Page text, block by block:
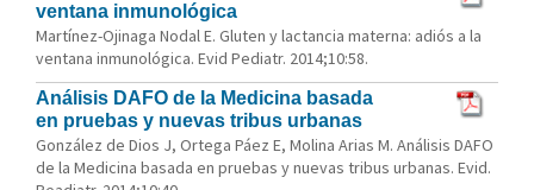
ventana inmunológica
Martínez-Ojinaga Nodal E. Gluten y lactancia materna: adiós a la
ventana inmunológica. Evid Pediatr. 2014;10:58.
Análisis DAFO de la Medicina basada
en pruebas y nuevas tribus urbanas
González de Dios J, Ortega Páez E, Molina Arias M. Análisis DAFO
de la Medicina basada en pruebas y nuevas tribus urbanas. Evid.